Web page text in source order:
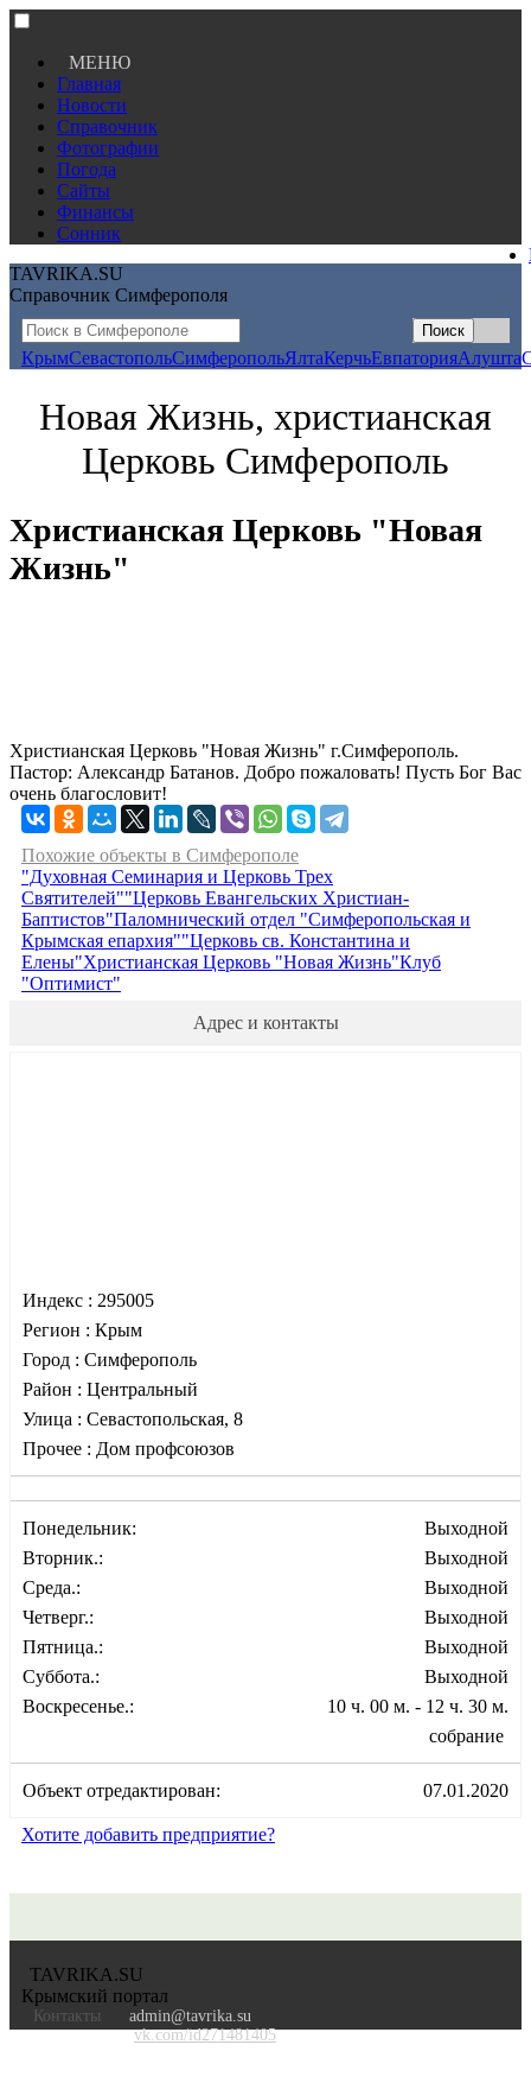
МЕНЮ
Главная
Новости
Справочник
Фотографии
Погода
Сайты
Финансы
Сонник
TAVRIKA.SU
Справочник Симферополя
КрымСевастопольСимферопольЯлтаКерчьЕвпаторияАлушта
Новая Жизнь, христианская
Церковь Симферополь
Христианская Церковь "Новая
Жизнь"
Христианская Церковь "Новая Жизнь" г.Симферополь.
Пастор: Александр Батанов. Добро пожаловать! Пусть Бог Вас
очень благословит!
Похожие объекты в Симферополе
"Духовная Семинария и Церковь Трех
Святителей""Церковь Евангельских Христиан-
Баптистов"Паломнический отдел "Симферопольская и
Крымская епархия""Церковь св. Константина и
Елены"Христианская Церковь "Новая Жизнь"Клуб
"Оптимист"
Адрес и контакты
Индекс : 295005
Регион : Крым
Город : Симферополь
Район : Центральный
Улица : Севастопольская, 8
Прочее : Дом профсоюзов
Понедельник:
Выходной
Вторник.:
Выходной
Среда.:
Выходной
Четверг.:
Выходной
Пятница.:
Выходной
Суббота.:
Выходной
Воскресенье.:
10 ч. 00 м. - 12 ч. 30 м.
собрание
Объект отредактирован: 07.01.2020
Хотите добавить предприятие?
TAVRIKA.SU
Крымский портал
Контакты
admin@tavrika.su
vk.com/id271481405